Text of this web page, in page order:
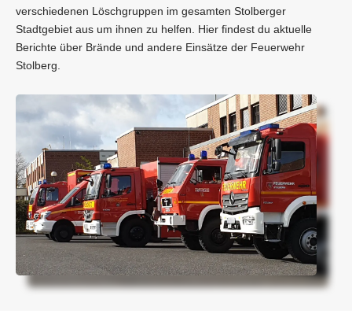
verschiedenen Löschgruppen im gesamten Stolberger
Stadtgebiet aus um ihnen zu helfen. Hier findest du aktuelle
Berichte über Brände und andere Einsätze der Feuerwehr
Stolberg.